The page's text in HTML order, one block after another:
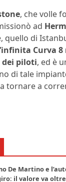
, che volle
ad
quello di
Curva
dei piloti, ed è
di tale
tornare a
De Martino e
il valore va